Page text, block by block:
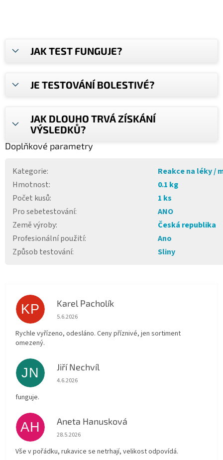
JAK TEST FUNGUJE?
JE TESTOVÁNÍ BOLESTIVÉ?
JAK DLOUHO TRVÁ ZÍSKÁNÍ
VÝSLEDKŮ?
Doplňkové parametry
Kategorie:
Reakce na léky /
Hmotnost:
0.1 kg
Počet kusů:
1 ks
Pro sebetestování:
ANO
Země výroby:
Česká republika
Profesionální použití:
Ano
Způsob testování: Sliny
KP Karel Pacholík
Hodnocení obchodu je 4 z 5 hvězdiček.
5.6.2026
Rychle vyřízeno, odesláno. Ceny příznivé, jen sortiment
omezený.
JN Jiří Nechvíl
Hodnocení obchodu je 5 z 5 hvězdiček.
4.6.2026
funguje.
AH Aneta Hanusková
Hodnocení obchodu je 5 z 5 hvězdiček.
28.5.2026
Vše v pořádku, rukavice se netrhají, velikost odpovídá.